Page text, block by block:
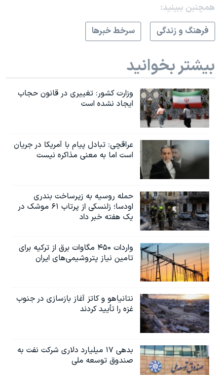
همچنبن ببینید:
فرهنگ و زندگی
سرخط خبرها
بیشتر بخوانید
وزارت کشور: تغییری در قانون حجاب
ایجاد نشده است
عراقچی: تبادل پیام با آمریکا در جریان
است اما به معنی مذاکره نیست
حمله روسیه به زیرساخت بندری
اودسا؛ زلنسکی از پرتاب ۶۱ موشک در
یک هفته خبر داد
واردات ۴۵۰ مگاوات برق از ترکیه برای
تامین نیاز پتروشیمی‌های ایران
نتانیاهو و کاتز آغاز بازسازی در جنوب
غزه را تأیید کردند
بدهی ۱۷ میلیارد دلاری شرکت نفت به
صندوق توسعه ملی